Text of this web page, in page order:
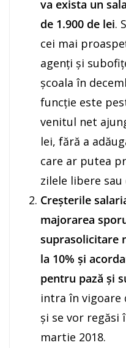
va exista un
de 1.900 de lei.
cei mai
agenți și
școala în
funcție este
venitul net
lei, fără a
care ar putea
zilele libere
Creșterile
majorarea
suprasolicitare
la 10% și
pentru pază şi
intra în vigoare
și se vor regăsi
martie 2018.